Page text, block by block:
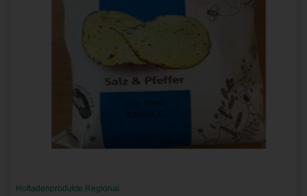
Hofladenprodukte Regional